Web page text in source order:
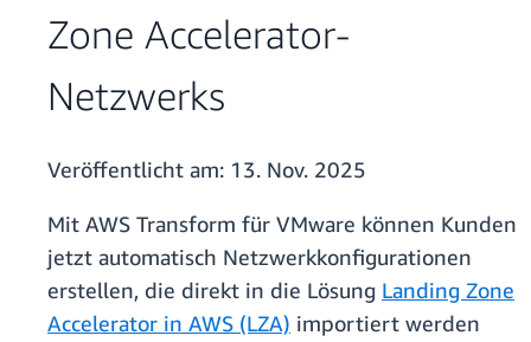
Zone Accelerator-
Netzwerks
Veröffentlicht am: 13. Nov. 2025
Mit AWS Transform für VMware können Kunden
jetzt automatisch Netzwerkkonfigurationen
erstellen, die direkt in die Lösung Landing Zone
Accelerator in AWS (LZA) importiert werden